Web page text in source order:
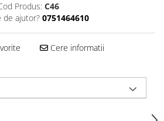
Produs: C46
de ajutor? 0751464610
Cere informatii